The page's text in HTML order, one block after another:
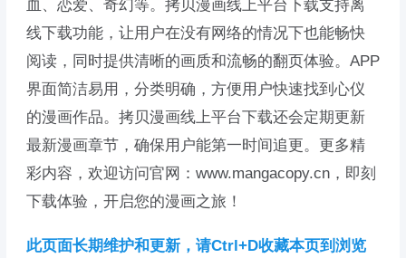
血、恋爱、奇幻等。拷贝漫画线上平台下载支持离
线下载功能，让用户在没有网络的情况下也能畅快
阅读，同时提供清晰的画质和流畅的翻页体验。APP
界面简洁易用，分类明确，方便用户快速找到心仪
的漫画作品。拷贝漫画线上平台下载还会定期更新
最新漫画章节，确保用户能第一时间追更。更多精
彩内容，欢迎访问官网：www.mangacopy.cn，即刻
下载体验，开启您的漫画之旅！
此页面长期维护和更新，请Ctrl+D收藏本页到浏览